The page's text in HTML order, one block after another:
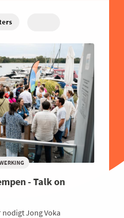
- Talk on
Jong Voka